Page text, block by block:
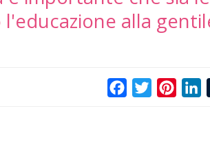
alla
FacebookTwitter